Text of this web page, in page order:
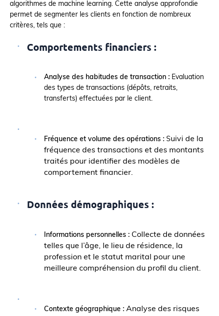
algorithmes de machine learning. Cette analyse approfondie
permet de segmenter les clients en fonction de nombreux
critères, tels que :
Comportements financiers :
Analyse des habitudes de transaction : Evaluation
des types de transactions (dépôts, retraits,
transferts) effectuées par le client.
Fréquence et volume des opérations : Suivi de la
fréquence des transactions et des montants
traités pour identifier des modèles de
comportement financier.
Données démographiques :
Informations personnelles : Collecte de données
telles que l’âge, le lieu de résidence, la
profession et le statut marital pour une
meilleure compréhension du profil du client.
Contexte géographique : Analyse des risques